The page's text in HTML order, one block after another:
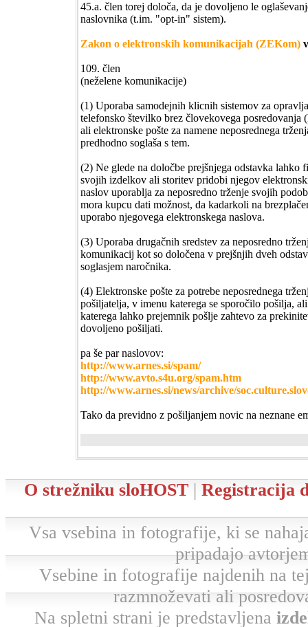
45.a. člen torej določa, da je dovoljeno le
naslovnika (t.im. "opt-in" sistem).
Zakon o elektronskih komunikacijah (ZEKom)
109. člen
(neželene komunikacije)
(1) Uporaba samodejnih klicnih sistemov za
telefonsko številko brez človekovega
ali elektronske pošte za namene neposrednega
predhodno soglaša s tem.
(2) Ne glede na določbe prejšnjega odstavka lahko
svojih izdelkov ali storitev pridobi njegov
naslov uporablja za neposredno trženje svojih
mora kupcu dati možnost, da kadarkoli na
uporabo njegovega elektronskega naslova.
(3) Uporaba drugačnih sredstev za neposredno
komunikacij kot so določena v prejšnjih dveh
soglasjem naročnika.
(4) Elektronske pošte za potrebe neposrednega
pošiljatelja, v imenu katerega se sporočilo pošilja,
katerega lahko prejemnik pošlje zahtevo za
dovoljeno pošiljati.
pa še par naslovov:
http://www.arnes.si/spam/
http://www.avto.s4u.org/spam.htm
http://www.arnes.si/news/archive/
Tako da previdno z pošiljanjem novic na neznane
O strežniku sloHOST| Registracija
Vsa vsebina in fotografije, ki se
pripadajo
Vsebine in fotografije najdenih na
razmnoževati ali
Na spletni strani je predstavljena